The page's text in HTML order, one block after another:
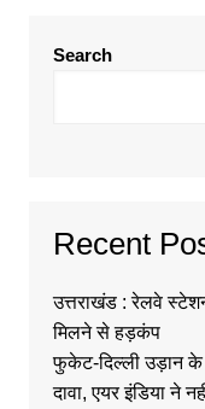
Search
Recent
उत्तराखंड : रेलवे
मिलने से हड़कंप
फुकेट-दिल्ली उड़ान के
दावा, एयर इंडिया ने